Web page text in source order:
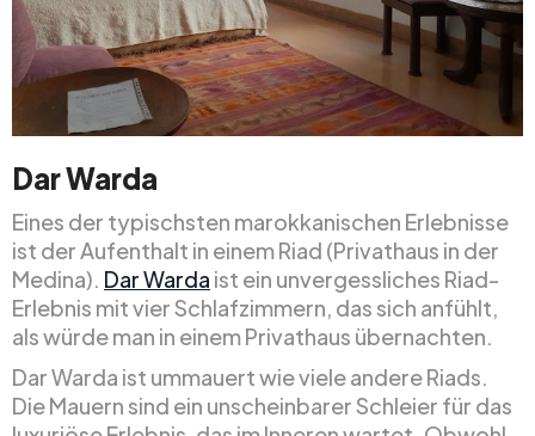
Dar Warda
Eines der typischsten marokkanischen Erlebnisse
ist der Aufenthalt in einem Riad (Privathaus in der
Medina). Dar Warda ist ein unvergessliches Riad-
Erlebnis mit vier Schlafzimmern, das sich anfühlt,
als würde man in einem Privathaus übernachten.
Dar Warda ist ummauert wie viele andere Riads.
Die Mauern sind ein unscheinbarer Schleier für das